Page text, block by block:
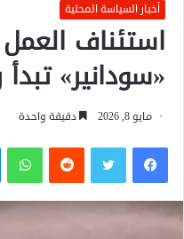
أخبار السياسة المحلية
استئناف
«سودانير»
مايو 8, 2026 دقيقة واحدة
فيسبوكتويتر